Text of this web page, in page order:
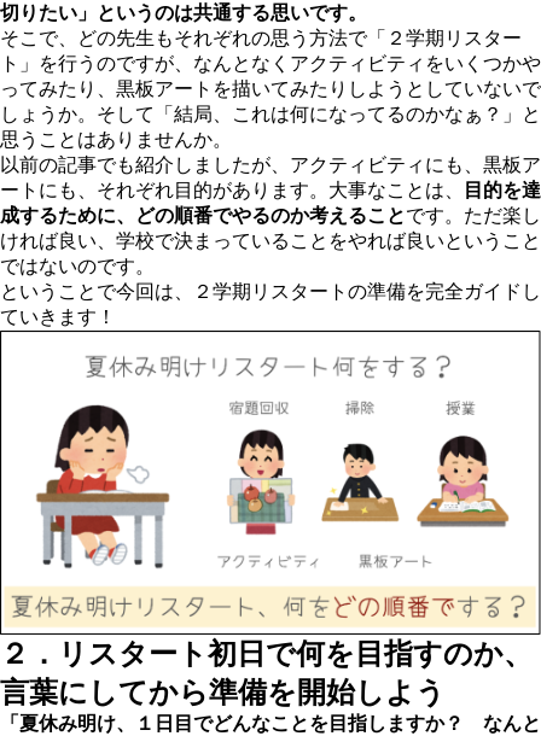
切りたい」というのは共通する思いです。
そこで、どの先生もそれぞれの思う方法で「２学期リスター
ト」を行うのですが、なんとなくアクティビティをいくつかや
ってみたり、黒板アートを描いてみたりしようとしていないで
しょうか。そして「結局、これは何になってるのかなぁ？」と
思うことはありませんか。
以前の記事でも紹介しましたが、アクティビティにも、黒板ア
ートにも、それぞれ目的があります。大事なことは、
目的を達
成するために、どの順番でやるのか考えることです。ただ楽し
ければ良い、学校で決まっていることをやれば良いということ
ではないのです。
ということで今回は、２学期リスタートの準備を完全ガイドし
ていきます！
２．リスタート初日で何を目指すのか、
言葉にしてから準備を開始しよう
「夏休み明け、１日目でどんなことを目指しますか？ なんと